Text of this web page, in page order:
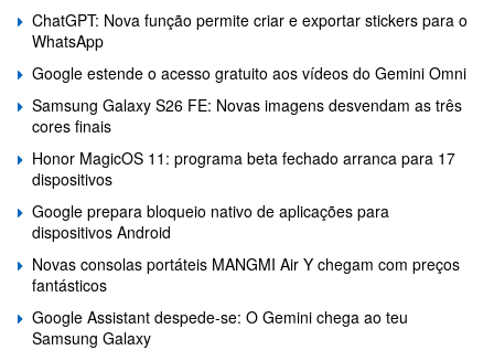
ChatGPT: Nova função permite criar e exportar stickers para o
WhatsApp
Google estende o acesso gratuito aos vídeos do Gemini Omni
Samsung Galaxy S26 FE: Novas imagens desvendam as três
cores finais
Honor MagicOS 11: programa beta fechado arranca para 17
dispositivos
Google prepara bloqueio nativo de aplicações para
dispositivos Android
Novas consolas portáteis MANGMI Air Y chegam com preços
fantásticos
Google Assistant despede-se: O Gemini chega ao teu
Samsung Galaxy